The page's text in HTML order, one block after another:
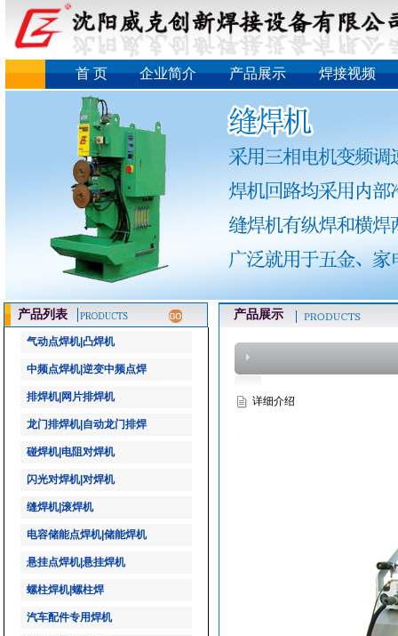
首 页 企业简介 产品展示 焊接视频
产品列表
气动点焊机|凸焊机
中频点焊机|逆变中频点焊
排焊机|网片排焊机
龙门排焊机|自动龙门排焊
碰焊机|电阻对焊机
闪光对焊机|对焊机
缝焊机|滚焊机
电容储能点焊机|储能焊机
悬挂点焊机|悬挂焊机
螺柱焊机|螺柱焊
汽车配件专用焊机
产品展示
详细介绍